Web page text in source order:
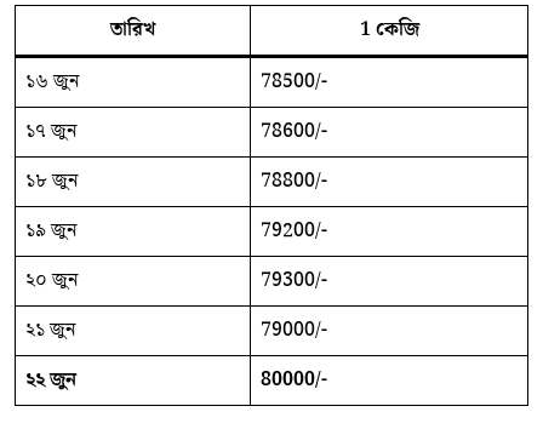
তারিখ
1 কেজি
১৬ জুন
78500/-
১৭ জুন
78600/-
১৮ জুন
78800/-
১৯ জুন
79200/-
২০ জুন
79300/-
২১ জুন
79000/-
২২ জুন
80000/-